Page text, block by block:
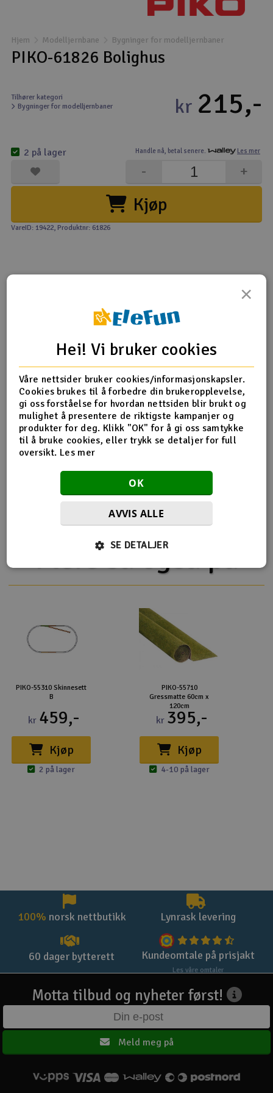
Droner
Fly
Helikopter
Kamerautstyr
Modellbygging, LEGO & byggesett
Modelljernbane
Radioutstyr
Raketter
Smarthjem, lek & hobby
Solenergi
Sparkesykler & elkjøretøy
Verktøy, utstyr & tilbehør
Hjem Modelljernbane Bygninger for modelljernbaner
PIKO-61826 Bolighus
Tilhører kategori
Bygninger for modelljernbaner
Handle nå, betal senere. Les mer
kr 215,-
Kjøp
+
-
2 på lager
VareID: 19422, Produktnr: 61826
Produktinformasjon
Bygg med fargelagte deler og medfølgende detaljer og
dekalark.
Skala H0
Flere detaljer
H0
Flere så også på
PIKO-55310 Skinnesett
B
kr 459,-
Kjøp
2 på lager
PIKO-55710
Gressmatte 60cm x
120cm
kr 395,-
Kjøp
4-10 på lager
100% norsk nettbutikk Lynrask levering
60 dager bytterett Kundeomtale på prisjakt
Les våre omtaler
Motta tilbud og nyheter først!
Meld meg på
×
Hei! Vi bruker cookies
Våre nettsider bruker cookies/informasjonskapsler.
Cookies brukes til å forbedre din brukeropplevelse,
gi oss forståelse for hvordan nettsiden blir brukt og
mulighet å presentere de riktigste kampanjer og
produkter for deg. Klikk "OK" for å gi oss samtykke
til å bruke cookies, eller trykk se detaljer for full
oversikt. Les mer
OK
AVVIS ALLE
SE DETALJER